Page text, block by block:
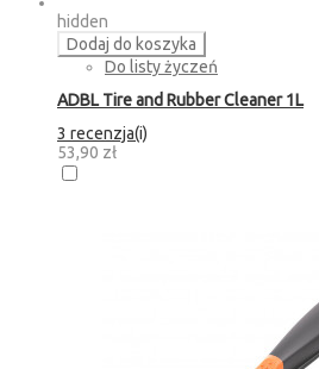
hidden
Dodaj do koszyka
Do listy życzeń
ADBL Tire and Rubber Cleaner 1L
3 recenzja(i)
53,90 zł